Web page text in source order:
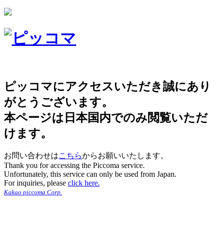
ピッコマにアクセスいただき誠にあり
がとうございます。
本ページは日本国内でのみ閲覧いただ
けます。
お問い合わせはこちらからお願いいたします。
Thank you for accessing the Piccoma service.
Unfortunately, this service can only be used from Japan.
For inquiries, please click here.
Kakao piccoma Corp.